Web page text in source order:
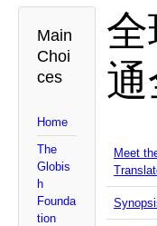
Main
Choi
ces
Home
The
Globis
h
Founda
tion
Meet